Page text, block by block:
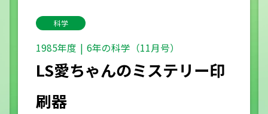
科学
1985年度 6年の科学（11月号）
LS愛ちゃんのミステリー印
刷器